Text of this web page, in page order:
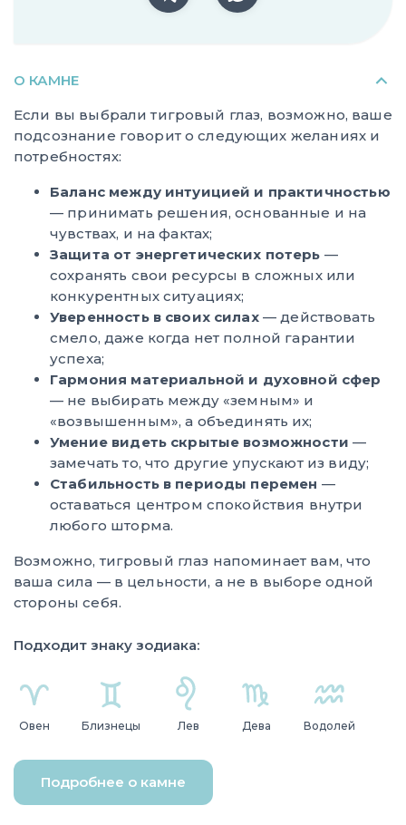
О КАМНЕ
Если вы выбрали тигровый глаз, возможно, ваше
подсознание говорит о следующих желаниях и
потребностях:
Баланс между интуицией и практичностью
— принимать решения, основанные и на
чувствах, и на фактах;
Защита от энергетических потерь —
сохранять свои ресурсы в сложных или
конкурентных ситуациях;
Уверенность в своих силах— действовать
смело, даже когда нет полной гарантии
успеха;
Гармония материальной и духовной сфер
— не выбирать между «земным» и
«возвышенным», а объединять их;
Умение видеть скрытые возможности —
замечать то, что другие упускают из виду;
Стабильность в периоды перемен —
оставаться центром спокойствия внутри
любого шторма.
Возможно, тигровый глаз напоминает вам, что
ваша сила — в цельности, а не в выборе одной
стороны себя.
Подходит знаку зодиака:
Овен Близнецы Лев Дева Водолей
Подробнее о камне